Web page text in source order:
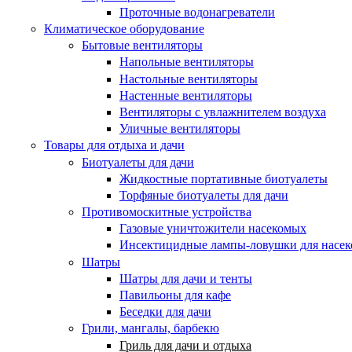
Проточные водонагреватели
Климатическое оборудование
Бытовые вентиляторы
Напольные вентиляторы
Настольные вентиляторы
Настенные вентиляторы
Вентиляторы с увлажнителем воздуха
Уличные вентиляторы
Товары для отдыха и дачи
Биотуалеты для дачи
Жидкостные портативные биотуалеты
Торфяные биотуалеты для дачи
Противомоскитные устройства
Газовые уничтожители насекомых
Инсектицидные лампы-ловушки для
Шатры
Шатры для дачи и тенты
Павильоны для кафе
Беседки для дачи
Грили, мангалы, барбекю
Гриль для дачи и отдыха